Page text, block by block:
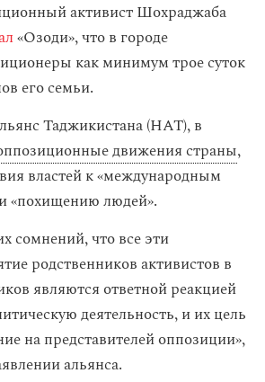
активист Шохраджаба
«Озоди», что в городе
как минимум трое суток
его семьи.
Таджикистана (НАТ), в
движения страны,
властей к «международным
«похищению людей».
сомнений, что все эти
родственников активистов в
являются ответной реакцией
деятельность, и их цель
на представителей оппозиции»,
альянса.